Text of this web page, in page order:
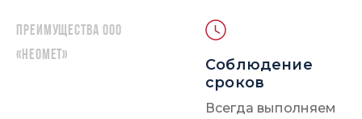
Преимущества ООО
«НЕОМЕТ»
Соблюдение
сроков
Всегда выполняем